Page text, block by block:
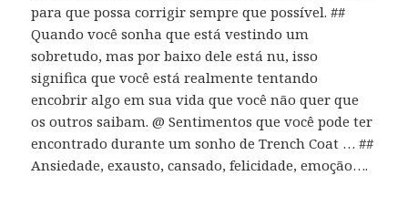
para que possa corrigir sempre que possível. ##
Quando você sonha que está vestindo um
sobretudo, mas por baixo dele está nu, isso
significa que você está realmente tentando
encobrir algo em sua vida que você não quer que
os outros saibam. @ Sentimentos que você pode ter
encontrado durante um sonho de Trench Coat … ##
Ansiedade, exausto, cansado, felicidade, emoção….